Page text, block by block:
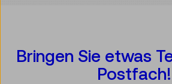
Bringen Sie etwas
Postfach!